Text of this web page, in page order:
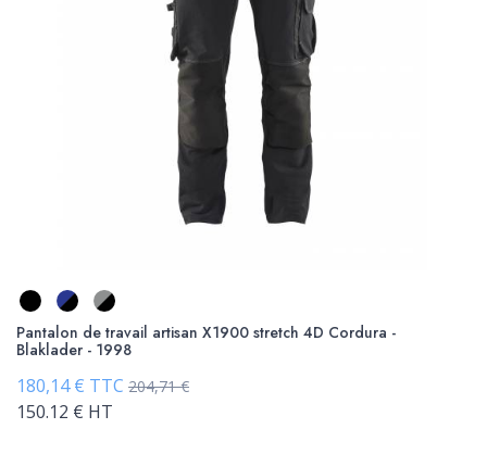
Pantalon de travail artisan X1900 stretch 4D Cordura -
Blaklader - 1998
180,14 € TTC 204,71 €
150.12 € HT